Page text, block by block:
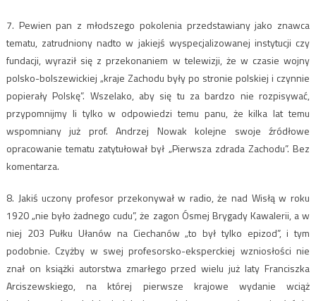
7. Pewien pan z młodszego pokolenia przedstawiany jako znawca
tematu, zatrudniony nadto w jakiejś wyspecjalizowanej instytucji czy
fundacji, wyraził się z przekonaniem w telewizji, że w czasie wojny
polsko-bolszewickiej „kraje Zachodu były po stronie polskiej i czynnie
popierały Polskę”. Wszelako, aby się tu za bardzo nie rozpisywać,
przypomnijmy li tylko w odpowiedzi temu panu, że kilka lat temu
wspomniany już prof. Andrzej Nowak kolejne swoje źródłowe
opracowanie tematu zatytułował był „Pierwsza zdrada Zachodu”. Bez
komentarza.
8. Jakiś uczony profesor przekonywał w radio, że nad Wisłą w roku
1920 „nie było żadnego cudu”, że zagon Ósmej Brygady Kawalerii, a w
niej 203 Pułku Ułanów na Ciechanów „to był tylko epizod”, i tym
podobnie. Czyżby w swej profesorsko-eksperckiej wzniosłości nie
znał on książki autorstwa zmarłego przed wielu już laty Franciszka
Arciszewskiego, na której pierwsze krajowe wydanie wciąż